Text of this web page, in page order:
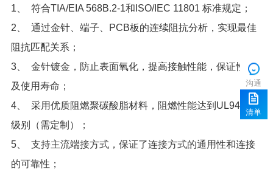
1 、 符合TIA/EIA 568B.2-1和ISO/IEC 11801 标准规定；
2
阻抗匹配关系；
3
及使用寿命；
4
级别（需定制）；
5
的可靠性；
沟通
清单